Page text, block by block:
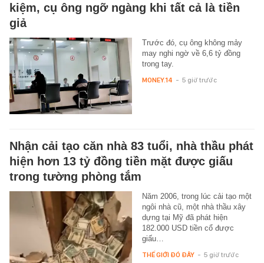
kiệm, cụ ông ngỡ ngàng khi tất cả là tiền
giả
Trước đó, cụ ông không mảy
may nghi ngờ về 6,6 tỷ đồng
trong tay.
MONEY.14 - 5 giờ trước
Nhận cải tạo căn nhà 83 tuổi, nhà thầu phát
hiện hơn 13 tỷ đồng tiền mặt được giấu
trong tường phòng tắm
Năm 2006, trong lúc cải tạo một
ngôi nhà cũ, một nhà thầu xây
dựng tại Mỹ đã phát hiện
182.000 USD tiền cổ được
giấu…
THẾ GIỚI ĐÓ ĐÂY - 5 giờ trước